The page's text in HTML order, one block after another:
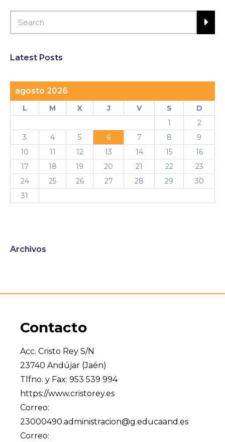
Latest Posts
agosto 2026
L M X J V S
D
1
2
3
4 5 6 7 8
9
10
11 12 13 14 15
16
17
18 19 20 21 22
23
24
25 26 27 28 29
30
31
Archivos
Contacto
Acc. Cristo Rey S/N
23740 Andújar (Jaén)
Tlfno. y Fax: 953 539 994
https://www.cristorey.es
Correo:
23000490.administracion@g.educaand.es
Correo: